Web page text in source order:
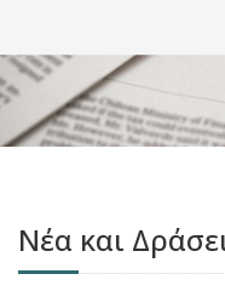
Νέα και